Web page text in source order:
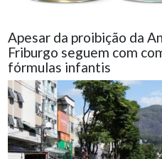
Apesar da proibição da
Friburgo seguem com
fórmulas infantis